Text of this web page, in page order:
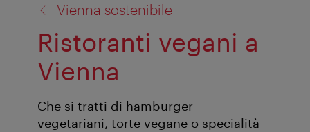
Vienna sostenibile
Ristoranti vegani a
Vienna
Che si tratti di hamburger
vegetariani, torte vegane o specialità